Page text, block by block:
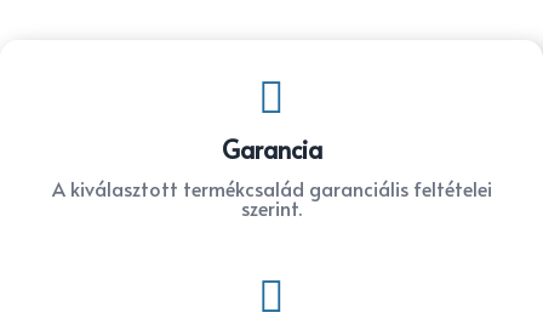

Garancia
A kiválasztott termékcsalád garanciális feltételei
szerint.
